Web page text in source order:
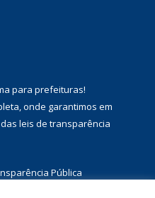
para prefeituras!
onde garantimos em
leis de transparência
Pública